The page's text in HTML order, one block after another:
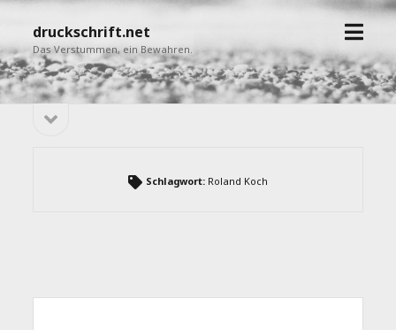
druckschrift.net
Das Verstummen, ein Bewahren.
Menü
Sidebar
öffnen
Schlagwort: Roland Koch